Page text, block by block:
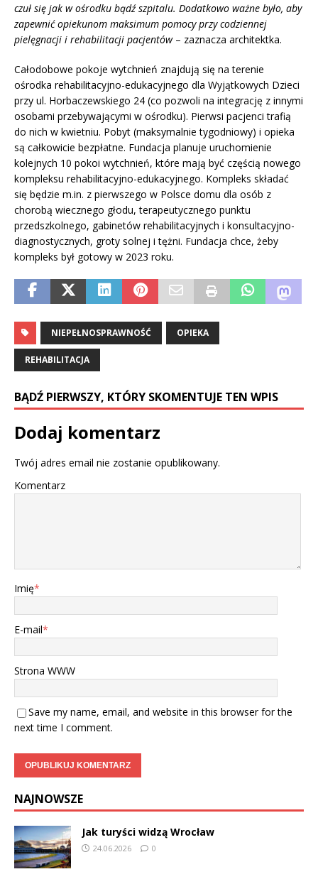
czuł się jak w ośrodku bądź szpitalu. Dodatkowo ważne było, aby
zapewnić opiekunom maksimum pomocy przy codziennej
pielęgnacji i rehabilitacji pacjentów– zaznacza architektka.
Całodobowe pokoje wytchnień znajdują się na terenie
ośrodka rehabilitacyjno-edukacyjnego dla Wyjątkowych Dzieci
przy ul. Horbaczewskiego 24 (co pozwoli na integrację z innymi
osobami przebywającymi w ośrodku). Pierwsi pacjenci trafią
do nich w kwietniu. Pobyt (maksymalnie tygodniowy) i opieka
są całkowicie bezpłatne. Fundacja planuje uruchomienie
kolejnych 10 pokoi wytchnień, które mają być częścią nowego
kompleksu rehabilitacyjno-edukacyjnego. Kompleks składać
się będzie m.in. z pierwszego w Polsce domu dla osób z
chorobą wiecznego głodu, terapeutycznego punktu
przedszkolnego, gabinetów rehabilitacyjnych i konsultacyjno-
diagnostycznych, groty solnej i tężni. Fundacja chce, żeby
kompleks był gotowy w 2023 roku.
NIEPEŁNOSPRAWNOŚĆ OPIEKA
REHABILITACJA
BĄDŹ PIERWSZY, KTÓRY SKOMENTUJE TEN WPIS
Dodaj komentarz
Twój adres email nie zostanie opublikowany.
Komentarz
Imię*
E-mail*
Strona WWW
Save my name, email, and website in this browser for the
next time I comment.
NAJNOWSZE
Jak turyści widzą Wrocław
24.06.2026 0